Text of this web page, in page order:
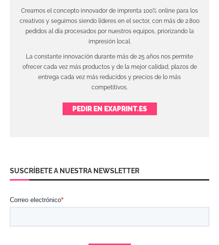
Creamos el concepto innovador de imprenta 100% online para los
creativos y seguimos siendo líderes en el sector, con más de 2.800
pedidos al día procesados por nuestros equipos, priorizando la
impresión local.
La constante innovación durante más de 25 años nos permite
ofrecer cada vez más productos y de la mejor calidad, plazos de
entrega cada vez más reducidos y precios de lo más
competitivos.
PEDIR EN EXAPRINT.ES
SUSCRÍBETE A NUESTRA NEWSLETTER